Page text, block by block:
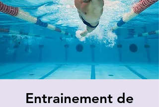
Entrainement de